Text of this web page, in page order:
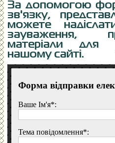
За допомогою
зв'язку,
можете
зауваження,
матеріали для
нашому сайті.